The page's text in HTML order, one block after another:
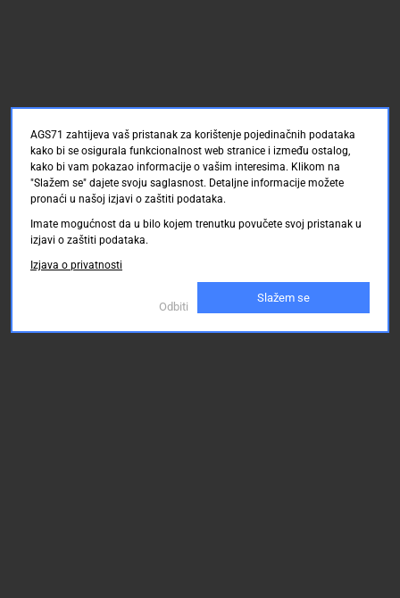
AGS71 zahtijeva vaš pristanak za korištenje pojedinačnih podataka
kako bi se osigurala funkcionalnost web stranice i između ostalog,
kako bi vam pokazao informacije o vašim interesima. Klikom na
"Slažem se" dajete svoju saglasnost. Detaljne informacije možete
pronaći u našoj izjavi o zaštiti podataka.
Imate mogućnost da u bilo kojem trenutku povučete svoj pristanak u
izjavi o zaštiti podataka.
Izjava o privatnosti
Odbiti
Slažem se